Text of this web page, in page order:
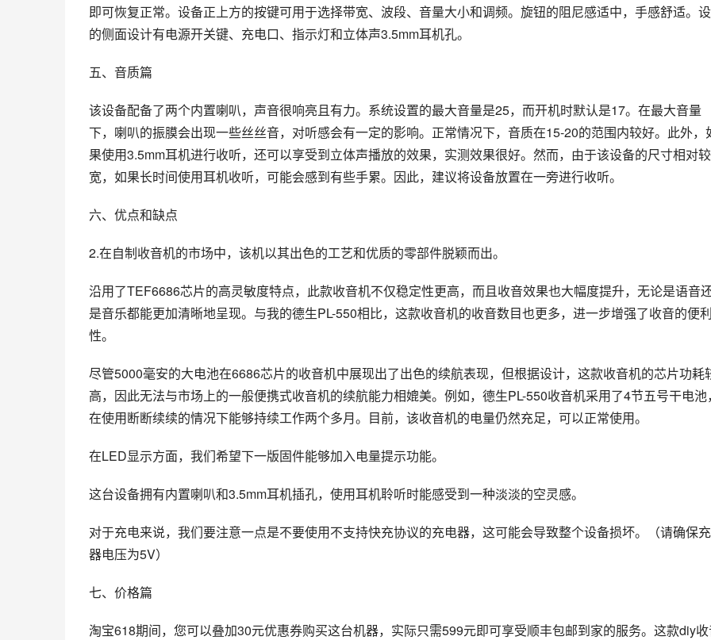
即可恢复正常。设备正上方的按键可用于选择带宽、波段、音量大小和调频。旋钮的阻尼感适中，手感舒适。
的侧面设计有电源开关键、充电口、指示灯和立体声3.5mm耳机孔。
五、音质篇
该设备配备了两个内置喇叭，声音很响亮且有力。系统设置的最大音量是25，而开机时默认是17。在最大音量
下，喇叭的振膜会出现一些丝丝音，对听感会有一定的影响。正常情况下，音质在15-20的范围内较好。此外，
果使用3.5mm耳机进行收听，还可以享受到立体声播放的效果，实测效果很好。然而，由于该设备的尺寸相对较
宽，如果长时间使用耳机收听，可能会感到有些手累。因此，建议将设备放置在一旁进行收听。
六、优点和缺点
2.在自制收音机的市场中，该机以其出色的工艺和优质的零部件脱颖而出。
沿用了TEF6686芯片的高灵敏度特点，此款收音机不仅稳定性更高，而且收音效果也大幅度提升，无论是语音
是音乐都能更加清晰地呈现。与我的德生PL-550相比，这款收音机的收音数目也更多，进一步增强了收音的便利
性。
尽管5000毫安的大电池在6686芯片的收音机中展现出了出色的续航表现，但根据设计，这款收音机的芯片功耗
高，因此无法与市场上的一般便携式收音机的续航能力相媲美。例如，德生PL-550收音机采用了4节五号干电池，
在使用断断续续的情况下能够持续工作两个多月。目前，该收音机的电量仍然充足，可以正常使用。
在LED显示方面，我们希望下一版固件能够加入电量提示功能。
这台设备拥有内置喇叭和3.5mm耳机插孔，使用耳机聆听时能感受到一种淡淡的空灵感。
对于充电来说，我们要注意一点是不要使用不支持快充协议的充电器，这可能会导致整个设备损坏。（请确保
器电压为5V）
七、价格篇
淘宝618期间，您可以叠加30元优惠券购买这台机器，实际只需599元即可享受顺丰包邮到家的服务。这款diy